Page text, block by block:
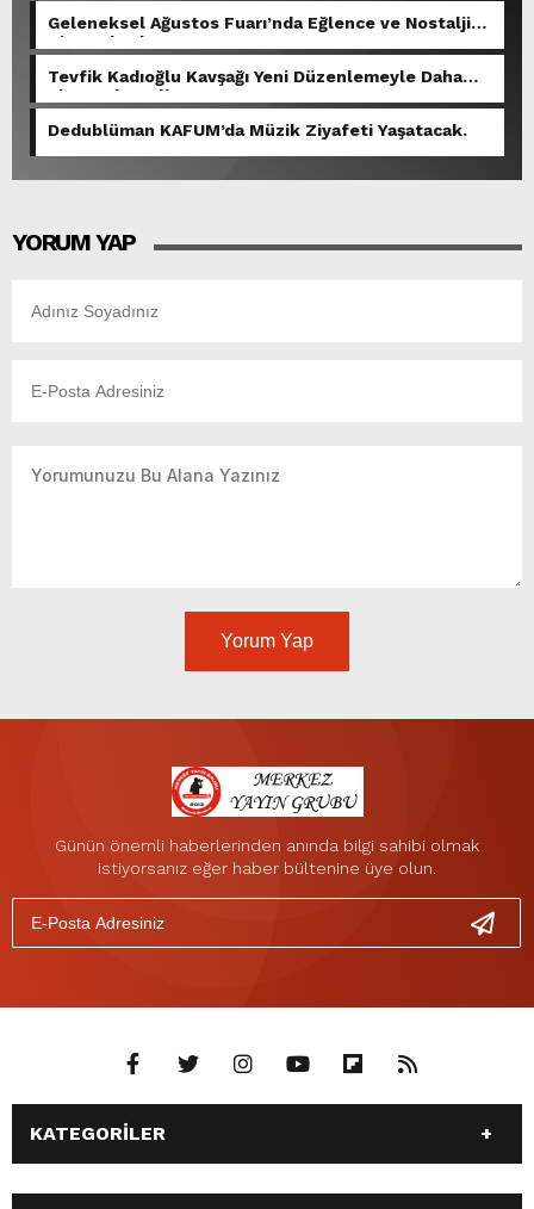
Geleneksel Ağustos Fuarı’nda Eğlence ve Nostalji
Bir Aradaydı.
Tevfik Kadıoğlu Kavşağı Yeni Düzenlemeyle Daha
Akıcı Hale Geliyor.
Dedublüman KAFUM’da Müzik Ziyafeti Yaşatacak.
YORUM YAP
Yorum Yap
Günün önemli haberlerinden anında bilgi sahibi olmak
istiyorsanız eğer haber bültenine üye olun.
KATEGORİLER
ANASAYFA GÜNDEM